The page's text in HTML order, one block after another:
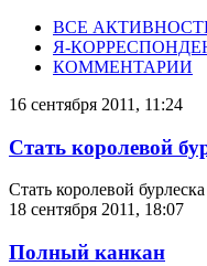
ВСЕ
Я-
КОММЕНТАРИИ
16 сентября 2011, 11:24
Стать королевой
Стать королевой
18 сентября 2011, 18:07
Полный канкан